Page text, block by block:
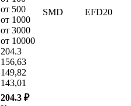
от 500
от 1000
от 3000
от 10000
204.3
156,63
149,82
143,01
SMD EFD20
204.3 ₽